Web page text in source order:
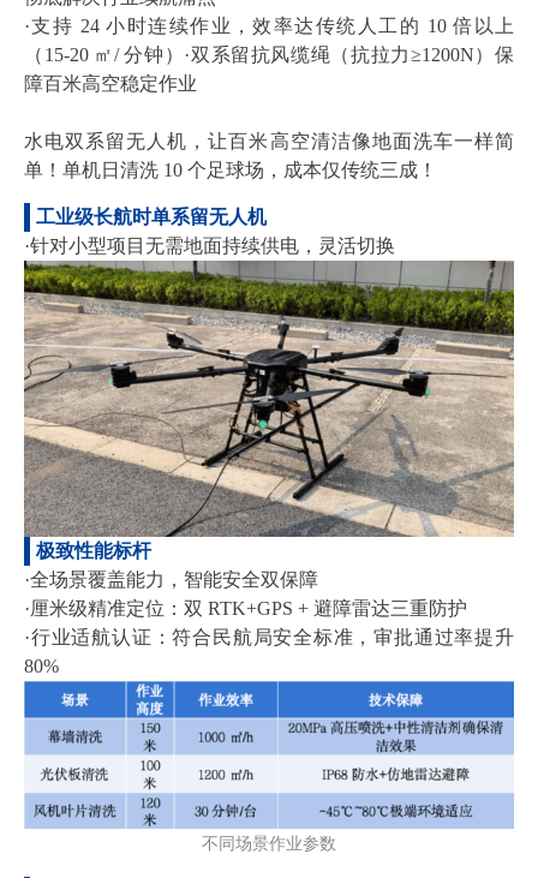
·支持 24 小时连续作业，效率达传统人工的 10 倍以上
（15-20 ㎡/ 分钟）·双系留抗风缆绳（抗拉力≥1200N）保
障百米高空稳定作业
水电双系留无人机，让百米高空清洁像地面洗车一样简
单！单机日清洗 10 个足球场，成本仅传统三成！
工业级长航时单系留无人机
·针对小型项目无需地面持续供电，灵活切换
极致性能标杆
·全场景覆盖能力，智能安全双保障
·厘米级精准定位：双 RTK+GPS + 避障雷达三重防护
·行业适航认证：符合民航局安全标准，审批通过率提升
80%
不同场景作业参数